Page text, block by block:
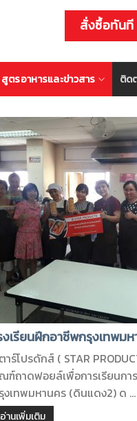
สั่งซื้อทันที
สูตรอาหารและข่าวสาร ติด
งเรียนฝึกอาชีพกรุงเทพม
าร์โปรดักส์ ( STAR
ฑ์ถาดฟอยล์เพื่อการเรียนกา
งเทพมหานคร (ดินแดง2) ด ...
อ่านเพิ่มเติม